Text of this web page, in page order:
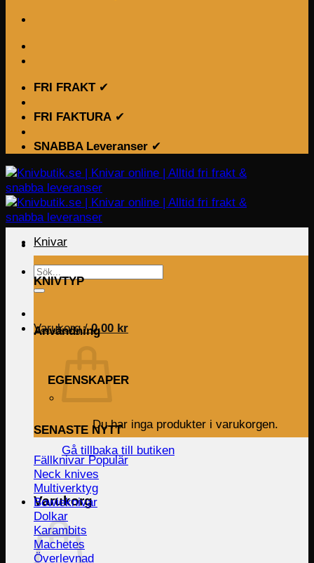
FRI FRAKT✔
FRI FAKTURA ✔
SNABBA Leveranser ✔
Sök
efter:
Varukorg /0.00 kr
Du har inga produkter i varukorgen.
Gå tillbaka till butiken
Varukorg
Knivar
KNIVTYP
Användning
EGENSKAPER
SENASTE NYTT
Fällknivar
Neck knives
Multiverktyg
Bowieknivar
Dolkar
Karambits
Machetes
Överlevnad